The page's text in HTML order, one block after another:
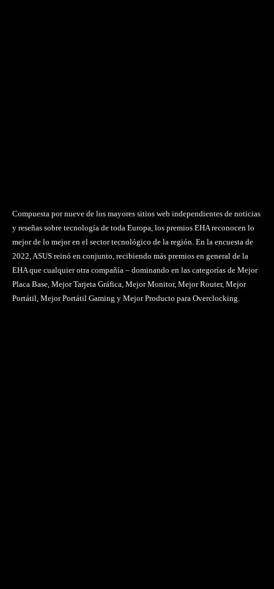
Compuesta por nueve de los mayores sitios web independientes de noticias
y reseñas sobre tecnología de toda Europa, los premios EHA reconocen lo
mejor de lo mejor en el sector tecnológico de la región. En la encuesta de
2022, ASUS reinó en conjunto, recibiendo más premios en general de la
EHA que cualquier otra compañía – dominando en las categorías de Mejor
Placa Base, Mejor Tarjeta Gráfica, Mejor Monitor, Mejor Router, Mejor
Portátil, Mejor Portátil Gaming y Mejor Producto para Overclocking.